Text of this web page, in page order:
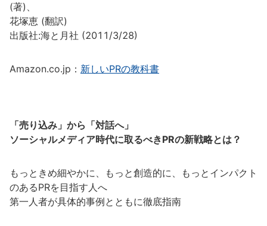
(著)、
花塚恵 (翻訳)
出版社:海と月社 (2011/3/28)
Amazon.co.jp： 新しいPRの教科書
「売り込み」から「対話へ」
ソーシャルメディア時代に取るべきPRの新戦略とは？
もっときめ細やかに、もっと創造的に、もっとインパクト
のあるPRを目指す人へ
第一人者が具体的事例とともに徹底指南